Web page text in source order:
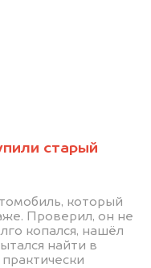
старый
который
Проверил, он не
копался, нашёл
найти в
разбор.
20.000 руб.
на